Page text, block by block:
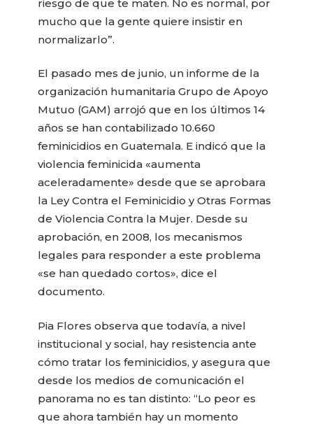
riesgo de que te maten. No es normal, por
mucho que la gente quiere insistir en
normalizarlo”.
El pasado mes de junio, un informe de la
organización humanitaria Grupo de Apoyo
Mutuo (GAM) arrojó que en los últimos 14
años se han contabilizado 10.660
feminicidios en Guatemala. E indicó que la
violencia feminicida «aumenta
aceleradamente» desde que se aprobara
la Ley Contra el Feminicidio y Otras Formas
de Violencia Contra la Mujer. Desde su
aprobación, en 2008, los mecanismos
legales para responder a este problema
«se han quedado cortos», dice el
documento.
Pia Flores observa que todavía, a nivel
institucional y social, hay resistencia ante
cómo tratar los feminicidios, y asegura que
desde los medios de comunicación el
panorama no es tan distinto: “Lo peor es
que ahora también hay un momento